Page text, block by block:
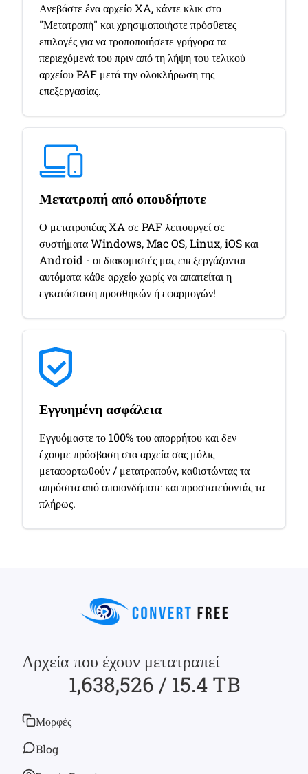
Ανεβάστε ένα αρχείο XA, κάντε κλικ στο
"Μετατροπή" και χρησιμοποιήστε πρόσθετες
επιλογές για να τροποποιήσετε γρήγορα τα
περιεχόμενά του πριν από τη λήψη του τελικού
αρχείου PAF μετά την ολοκλήρωση της
επεξεργασίας.
Μετατροπή από οπουδήποτε
Ο μετατροπέας XA σε PAF λειτουργεί σε
συστήματα Windows, Mac OS, Linux, iOS και
Android - οι διακομιστές μας επεξεργάζονται
αυτόματα κάθε αρχείο χωρίς να απαιτείται η
εγκατάσταση προσθηκών ή εφαρμογών!
Εγγυημένη ασφάλεια
Εγγυόμαστε το 100% του απορρήτου και δεν
έχουμε πρόσβαση στα αρχεία σας μόλις
μεταφορτωθούν / μετατραπούν, καθιστώντας τα
απρόσιτα από οποιονδήποτε και προστατεύοντάς τα
πλήρως.
Αρχεία που έχουν μετατραπεί
1,638,526 / 15.4 TB
Μορφές
Blog